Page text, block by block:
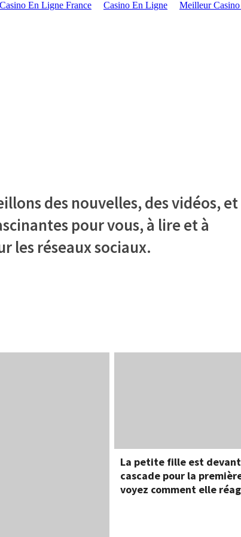
En Ligne France Casino En Ligne Meilleur
des nouvelles, des vidéos, et
pour vous, à lire et à
les réseaux sociaux.
La petite fille est
cascade pour la
voyez comment elle